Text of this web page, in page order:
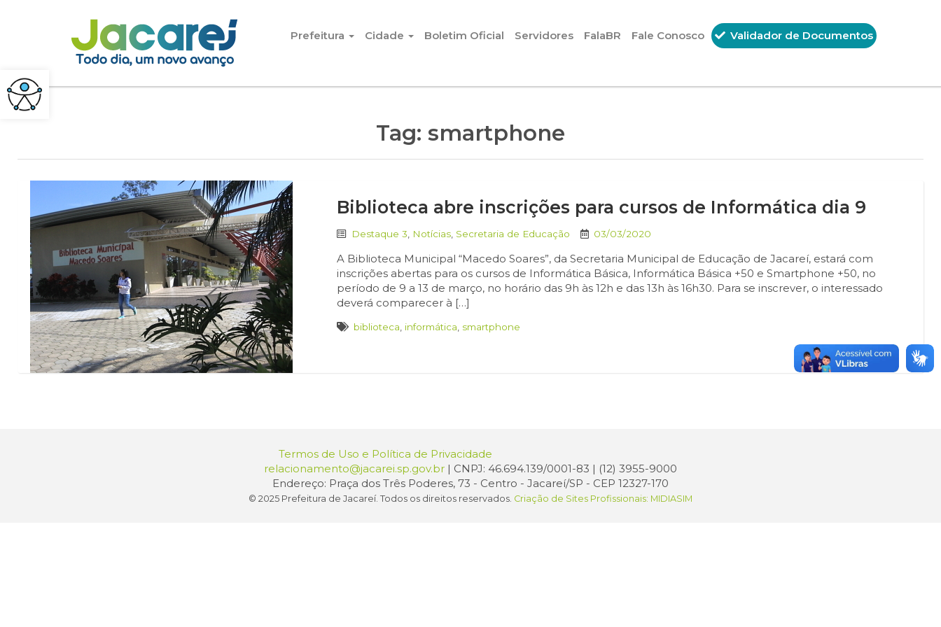
Pular para o conteúdo
Prefeitura
Cidade Boletim Oficial Servidores FalaBR Fale Conosco Validador de Documentos
Tag: smartphone
Biblioteca abre inscrições para cursos de Informática dia 9
Destaque 3 Notícias Secretaria de Educação 03/03/2020
A Biblioteca Municipal “Macedo Soares”, da Secretaria Municipal de Educação de Jacareí, estará com
inscrições abertas para os cursos de Informática Básica, Informática Básica +50 e Smartphone +50, no
período de 9 a 13 de março, no horário das 9h às 12h e das 13h às 16h30. Para se inscrever, o interessado
deverá comparecer à […]
biblioteca informática smartphone
Termos de Uso e Política de Privacidade
relacionamento@jacarei.sp.gov.br | CNPJ: 46.694.139/0001-83 | (12) 3955-9000
Endereço: Praça dos Três Poderes, 73 - Centro - Jacareí/SP - CEP 12327-170
© 2025 Prefeitura de Jacareí. Todos os direitos reservados. Criação de Sites Profissionais: MIDIASIM